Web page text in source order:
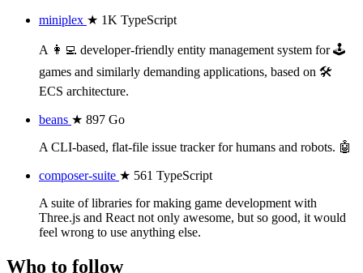
miniplex ★ 1K TypeScript
A 👩‍💻 developer-friendly entity management system for 🕹
games and similarly demanding applications, based on 🛠
ECS architecture.
beans ★ 897 Go
A CLI-based, flat-file issue tracker for humans and robots. 🤖
composer-suite ★ 561 TypeScript
A suite of libraries for making game development with
Three.js and React not only awesome, but so good, it would
feel wrong to use anything else.
Who to follow